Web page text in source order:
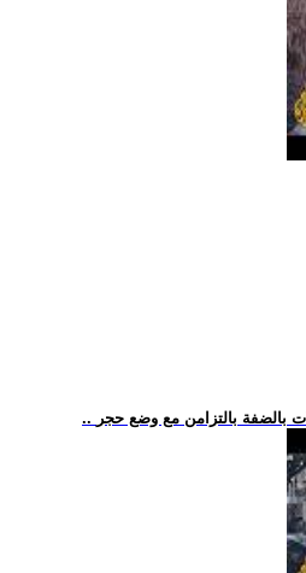
بالضفة بالتزامن مع وضع حجر